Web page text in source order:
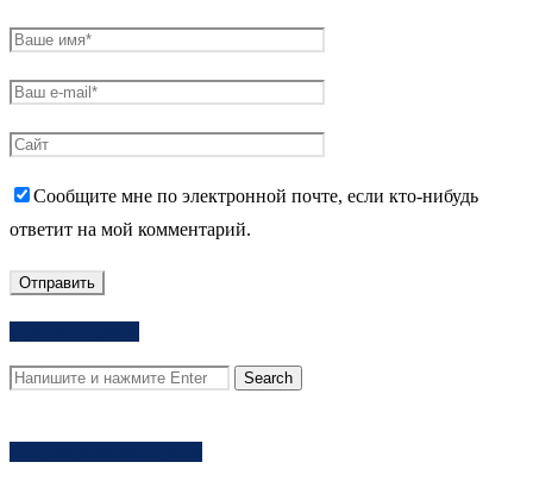
Сообщите мне по электронной почте, если кто-нибудь
ответит на мой комментарий.